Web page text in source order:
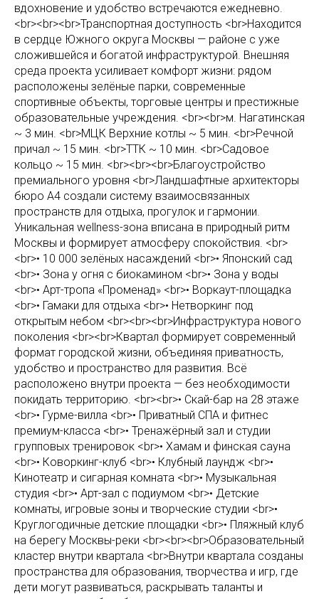
вдохновение и удобство встречаются ежедневно.
<br><br><br>Транспортная доступность <br>Находится
в сердце Южного округа Москвы — районе с уже
сложившейся и богатой инфраструктурой. Внешняя
среда проекта усиливает комфорт жизни: рядом
расположены зелёные парки, современные
спортивные объекты, торговые центры и престижные
образовательные учреждения. <br><br>м. Нагатинская
~ 3 мин. <br>МЦК Верхние котлы ~ 5 мин. <br>Речной
причал ~ 15 мин. <br>ТТК ~ 10 мин. <br>Садовое
кольцо ~ 15 мин. <br><br><br>Благоустройство
премиального уровня <br>Ландшафтные архитекторы
бюро А4 создали систему взаимосвязанных
пространств для отдыха, прогулок и гармонии.
Уникальная wellness-зона вписана в природный ритм
Москвы и формирует атмосферу спокойствия. <br>
<br>• 10 000 зелёных насаждений <br>• Японский сад
<br>• Зона у огня с биокамином <br>• Зона у воды
<br>• Арт-тропа «Променад» <br>• Воркаут-площадка
<br>• Гамаки для отдыха <br>• Нетворкинг под
открытым небом <br><br><br>Инфраструктура нового
поколения <br><br>Квартал формирует современный
формат городской жизни, объединяя приватность,
удобство и пространство для развития. Всё
расположено внутри проекта — без необходимости
покидать территорию. <br><br>• Скай-бар на 28 этаже
<br>• Гурме-вилла <br>• Приватный СПА и фитнес
премиум-класса <br>• Тренажёрный зал и студии
групповых тренировок <br>• Хамам и финская сауна
<br>• Коворкинг-клуб <br>• Клубный лаундж <br>•
Кинотеатр и сигарная комната <br>• Музыкальная
студия <br>• Арт-зал с подиумом <br>• Детские
комнаты, игровые зоны и творческие студии <br>•
Круглогодичные детские площадки <br>• Пляжный клуб
на берегу Москвы-реки <br><br><br>Образовательный
кластер внутри квартала <br>Внутри квартала созданы
пространства для образования, творчества и игр, где
дети могут развиваться, раскрывать таланты и